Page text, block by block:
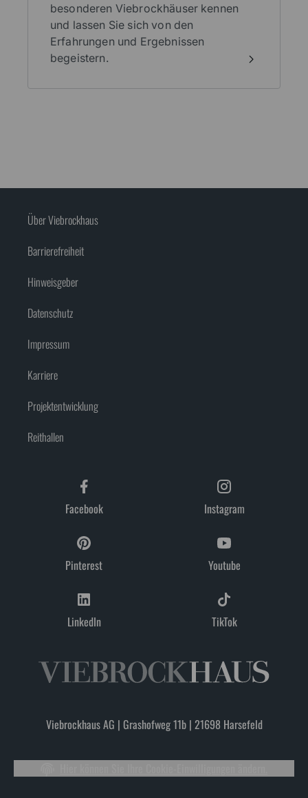
besonderen Viebrockhäuser kennen
und lassen Sie sich von den
Erfahrungen und Ergebnissen
begeistern.
Über Viebrockhaus
Barrierefreiheit
Hinweisgeber
Datenschutz
Impressum
Karriere
Projektentwicklung
Reithallen
Facebook Instagram
Pinterest Youtube
LinkedIn TikTok
Viebrockhaus AG | Grashofweg 11b | 21698 Harsefeld